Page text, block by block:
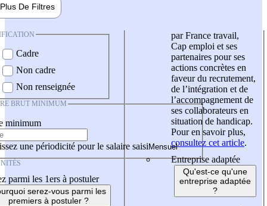
Plus De Filtres
Cadre
Non cadre
Non renseignée
BRUT MINIMUM
minimum
une périodicité pour le salaire saisi
parmi les 1ers à postuler
serez-vous parmi les
premiers à postuler ?
par France travail,
Cap emploi et ses
partenaires pour ses
actions concrètes en
faveur du recrutement,
de l’intégration et de
l’accompagnement de
ses collaborateurs en
situation de handicap.
Pour en savoir plus,
consultez cet article.
Entreprise adaptée
Qu'est-ce qu'une
entreprise adaptée
?